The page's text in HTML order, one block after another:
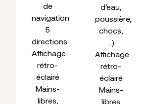
de
navigation
5
directions
Affichage
rétro-
éclairé
Mains-
libres,
d’eau,
poussière,
chocs,
…)
Affichage
rétro-
éclairé
Mains-
libres